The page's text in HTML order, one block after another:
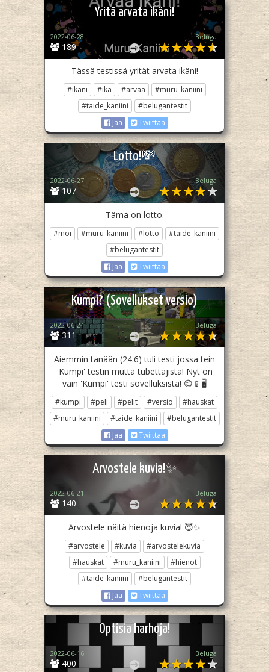
Yritä arvata ikäni!
189
2022-06-28 Beluga
Tässä testissä yrität arvata ikäni!
#ikäni #ikä #arvaa
#muru_kaniini
#taide_kaniini
#belugantestit
Jaa
Twiittaa
Lotto!💸
107
2022-06-27 Beluga
Tämä on lotto.
#moi #muru_kaniini #lotto
#taide_kaniini
#belugantestit
Jaa
Twiittaa
Kumpi? (Sovellukset versio)
311
2022-06-24 Beluga
Aiemmin tänään (24.6) tuli testi jossa tein
'Kumpi' testin mutta tubettajista! Nyt on
vain 'Kumpi' testi sovelluksista! 😄📱🖥️
#kumpi #peli #pelit #versio
#hauskat
#muru_kaniini
#taide_kaniini
#belugantestit
Jaa
Twiittaa
Arvostele kuvia!✨
140
2022-06-21 Beluga
Arvostele näitä hienoja kuvia! 😇✨
#arvostele #kuvia
#arvostelekuvia
#hauskat
#muru_kaniini
#hienot
#taide_kaniini
#belugantestit
Jaa
Twiittaa
Optisia harhoja!
400
2022-06-16 Beluga